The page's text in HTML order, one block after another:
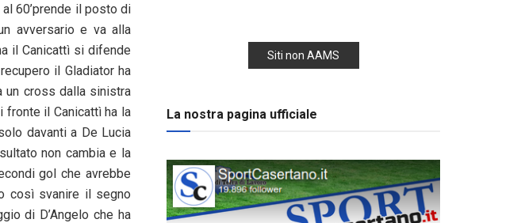
60’prende il posto di
avversario e va alla
il Canicattì si difende
il Gladiator ha
un cross dalla sinistra
fronte il Canicattì ha la
davanti a De Lucia
non cambia e la
gol che avrebbe
così svanire il segno
di D’Angelo che ha
Siti non AAMS
La nostra pagina ufficiale